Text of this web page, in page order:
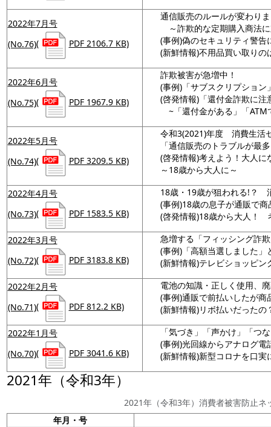
2022年7月号
(No.76)( PDF 2106.7 KB)
通信販売のルールが変わり
～詐欺的な定期購入商法
(事例)偽のセキュリティ警告
(新鮮情報)不用品買い取り
2022年6月号
(No.75)( PDF 1967.9 KB)
詐欺被害が急増中！
(事例)「サブスクリプション
(啓発情報)「還付金詐欺に注
~「還付金がある」「ATM
2022年5月号
(No.74)( PDF 3209.5 KB)
令和3(2021)年度 消費生活
「通信販売のトラブルが最
(啓発情報)考えよう！大人
～18歳から大人に～
2022年4月号
(No.73)( PDF 1583.5 KB)
18歳・19歳が狙われる!？
(事例)18歳の息子が通販で
(啓発情報)18歳から大人！
2022年3月号
(No.72)( PDF 3183.8 KB)
急増する「フィッシング詐
(事例)「高額当選しました」
(新鮮情報)テレビショッピン
2022年2月号
(No.71)( PDF 812.2 KB)
電池の知識・正しく使用、
(事例)通販で前払いしたが商
(新鮮情報)リボ払いだった
2022年1月号
(No.70)( PDF 3041.6 KB)
「気づき」「声かけ」「つ
(事例)光回線からアナログ電
(新鮮情報)新型コロナを口
2021年（令和3年）
2021年（令和3年）消費者被害防止ネ
年月・号